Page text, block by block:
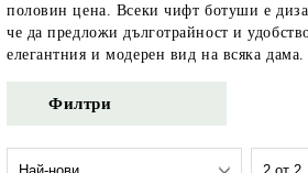
половин цена. Всеки чифт ботуши е
че да предложи дълготрайност и
елегантния и модерен вид на всяка дама.
Филтри